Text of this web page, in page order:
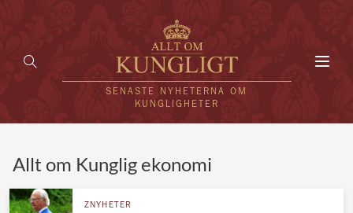
SENASTE NYHETERNA OM
KUNGLIGHETER
Allt om Kunglig ekonomi
ZNYHETER